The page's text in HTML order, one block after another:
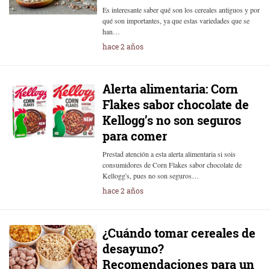
Es interesante saber qué son los cereales antiguos y por
qué son importantes, ya que estas variedades que se
han…
hace 2 años
Alerta alimentaria: Corn
Flakes sabor chocolate de
Kellogg’s no son seguros
para comer
Prestad atención a esta alerta alimentaria si sois
consumidores de Corn Flakes sabor chocolate de
Kellogg's, pues no son seguros…
hace 2 años
¿Cuándo tomar cereales de
desayuno?
Recomendaciones para un